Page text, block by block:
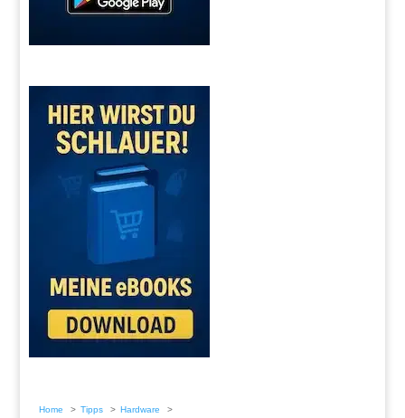
Home Tipps Hardware